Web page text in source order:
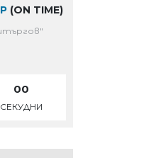
(ON TIME)
00
СЕКУДНИ